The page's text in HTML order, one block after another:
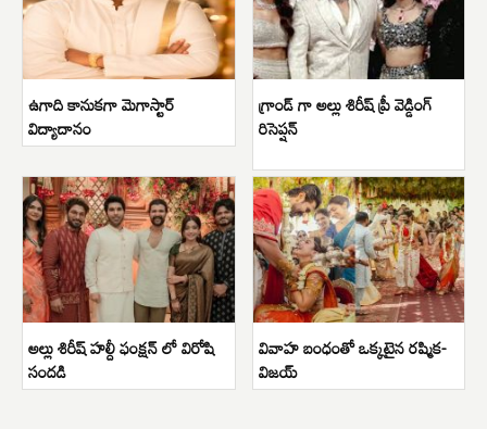
ఉగాది కానుకగా మెగాస్టార్
విద్యాదానం
గ్రాండ్ గా అల్లు శిరీష్ ప్రీ వెడ్డింగ్
రిసెప్షన్
అల్లు శిరీష్ హల్దీ ఫంక్షన్ లో విరోషి
సందడి
వివాహ బంధంతో ఒక్కటైన రష్మిక-
విజయ్